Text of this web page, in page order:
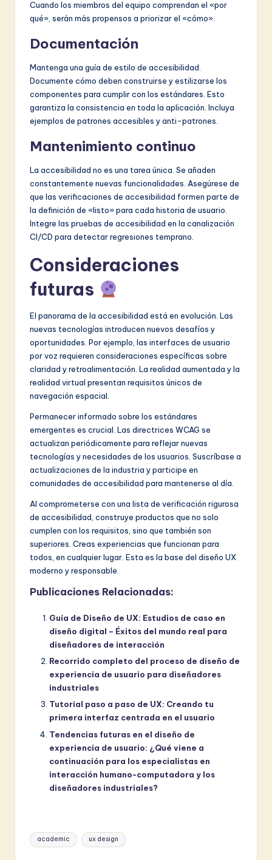
Cuando los miembros del equipo comprendan el «por
qué», serán más propensos a priorizar el «cómo».
Documentación
Mantenga una guía de estilo de accesibilidad.
Documente cómo deben construirse y estilizarse los
componentes para cumplir con los estándares. Esto
garantiza la consistencia en toda la aplicación. Incluya
ejemplos de patrones accesibles y anti-patrones.
Mantenimiento continuo
La accesibilidad no es una tarea única. Se añaden
constantemente nuevas funcionalidades. Asegúrese de
que las verificaciones de accesibilidad formen parte de
la definición de «listo» para cada historia de usuario.
Integre las pruebas de accesibilidad en la canalización
CI/CD para detectar regresiones temprano.
Consideraciones
futuras
El panorama de la accesibilidad está en evolución. Las
nuevas tecnologías introducen nuevos desafíos y
oportunidades. Por ejemplo, las interfaces de usuario
por voz requieren consideraciones específicas sobre
claridad y retroalimentación. La realidad aumentada y la
realidad virtual presentan requisitos únicos de
navegación espacial.
Permanecer informado sobre los estándares
emergentes es crucial. Las directrices WCAG se
actualizan periódicamente para reflejar nuevas
tecnologías y necesidades de los usuarios. Suscríbase a
actualizaciones de la industria y participe en
comunidades de accesibilidad para mantenerse al día.
Al comprometerse con una lista de verificación rigurosa
de accesibilidad, construye productos que no solo
cumplen con los requisitos, sino que también son
superiores. Creas experiencias que funcionan para
todos, en cualquier lugar. Esta es la base del diseño UX
moderno y responsable.
Publicaciones Relacionadas:
Guía de Diseño de UX: Estudios de caso en
diseño digital – Éxitos del mundo real para
diseñadores de interacción
Recorrido completo del proceso de diseño de
experiencia de usuario para diseñadores
industriales
Tutorial paso a paso de UX: Creando tu
primera interfaz centrada en el usuario
Tendencias futuras en el diseño de
experiencia de usuario: ¿Qué viene a
continuación para los especialistas en
interacción humano-computadora y los
diseñadores industriales?
Etiquetas:
academic ux design